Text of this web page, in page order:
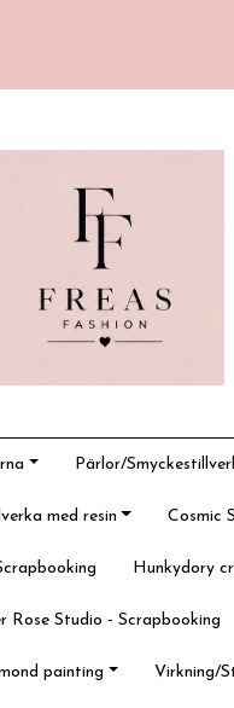
Pärlor/
med resin Cosmic
Hunkydory
Rose Studio - Scrapbooking
painting Virkning/